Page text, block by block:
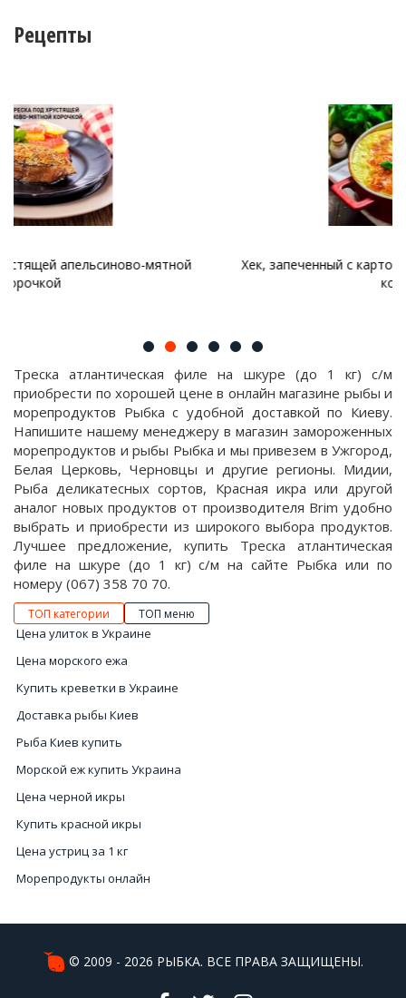
Рецепты
Хек, запеченный с картофелем и грибами, под сырной
Треска атлантическая филе на шкуре (до 1 кг) с/м
приобрести по хорошей цене в онлайн магазине рыбы и
морепродуктов Рыбка с удобной доставкой по Киеву.
Напишите нашему менеджеру в магазин замороженных
морепродуктов и рыбы Рыбка и мы привезем в Ужгород,
Белая Церковь, Черновцы и другие регионы. Мидии,
Рыба деликатесных сортов, Красная икра или другой
аналог новых продуктов от производителя Brim удобно
выбрать и приобрести из широкого выбора продуктов.
Лучшее предложение, купить Треска атлантическая
филе на шкуре (до 1 кг) с/м на сайте Рыбка или по
номеру (067) 358 70 70.
ТОП категории ТОП меню
Цена улиток в Украине
Цена морского ежа
Купить креветки в Украине
Доставка рыбы Киев
Рыба Киев купить
Морской еж купить Украина
Цена черной икры
Купить красной икры
Цена устриц за 1 кг
Морепродукты онлайн
Купить икру черную в Украине
© 2009 - 2026 РЫБКА. ВСЕ ПРАВА ЗАЩИЩЕНЫ.